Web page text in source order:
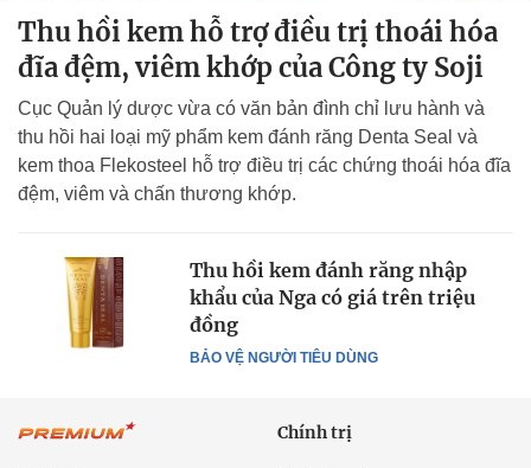
Thu hồi kem hỗ trợ điều trị thoái hóa
đĩa đệm, viêm khớp của Công ty Soji
Cục Quản lý dược vừa có văn bản đình chỉ lưu hành và
thu hồi hai loại mỹ phẩm kem đánh răng Denta Seal và
kem thoa Flekosteel hỗ trợ điều trị các chứng thoái hóa đĩa
đệm, viêm và chấn thương khớp.
BẢO VỆ NGƯỜI TIÊU DÙNG
Thu hồi kem đánh răng nhập
khẩu của Nga có giá trên triệu
đồng
Chính trị